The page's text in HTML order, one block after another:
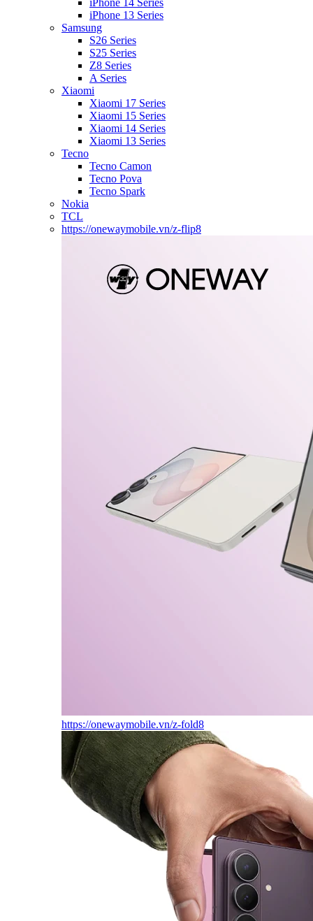
iPhone 14 Series
iPhone 13 Series
Samsung
S26 Series
S25 Series
Z8 Series
A Series
Xiaomi
Xiaomi 17 Series
Xiaomi 15 Series
Xiaomi 14 Series
Xiaomi 13 Series
Tecno
Tecno Camon
Tecno Pova
Tecno Spark
Nokia
TCL
https://onewaymobile.vn/z-flip8
https://onewaymobile.vn/z-fold8